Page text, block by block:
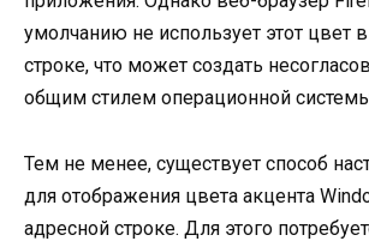
умолчанию не использует этот цвет
строке, что может создать
общим стилем операционной
Тем не менее, существует способ
для отображения цвета акцента
адресной строке. Для этого